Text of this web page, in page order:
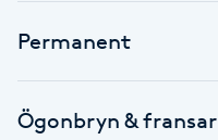
Coachning
Permanent
Ögonbryn & fransar